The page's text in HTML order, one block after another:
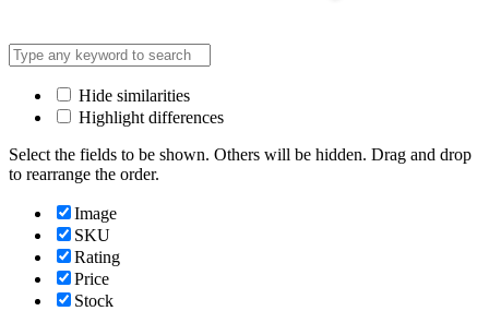
Hide similarities
Highlight differences
Select the fields to be shown. Others will be hidden. Drag and drop
to rearrange the order.
Image
SKU
Rating
Price
Stock